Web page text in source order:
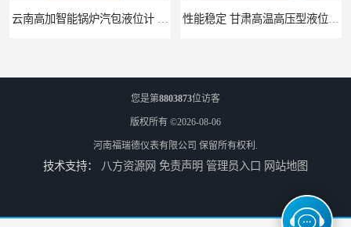
温度记录仪 曲线无纸记录仪 FMR60 油田成品油液位检测 操作简单
您是第8803873位访客
版权所有 ©2026-08-06
河南福瑞德仪表有限公司 保留所有权利.
技术支持： 八方资源网 免责声明 管理员入口 网站地图